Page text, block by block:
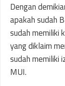
Dengan
apakah sudah
sudah memiliki
yang diklaim
sudah memiliki
MUI.